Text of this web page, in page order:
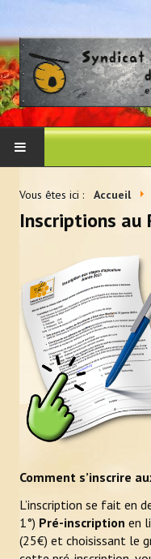
LE SYNDICAT
Histoire et vocation du
Les membres du CA
Adhérer au syndicat
La presse en parle
Newsletter Bzzz Bzz
NOS ACTIONS
Activités artistiques et
Animation et
Vous êtes ici : Accueil
Inscriptions au
Comment s’inscrire
L’inscription se fait en
1°) Pré-inscription en
(25€) et choisissant le